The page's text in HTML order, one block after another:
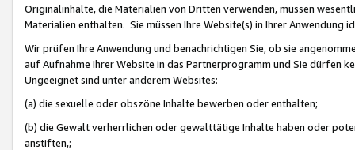
Originalinhalte, die Materialien von Dritten verwenden, müssen
Materialien enthalten. Sie müssen Ihre Website(s) in Ihrer Anwendung
Wir prüfen Ihre Anwendung und benachrichtigen Sie, ob sie
auf Aufnahme Ihrer Website in das Partnerprogramm und Sie dürfen
Ungeeignet sind unter anderem Websites:
(a) die sexuelle oder obszöne Inhalte bewerben oder enthalten;
(b) die Gewalt verherrlichen oder gewalttätige Inhalte haben oder
anstiften,;